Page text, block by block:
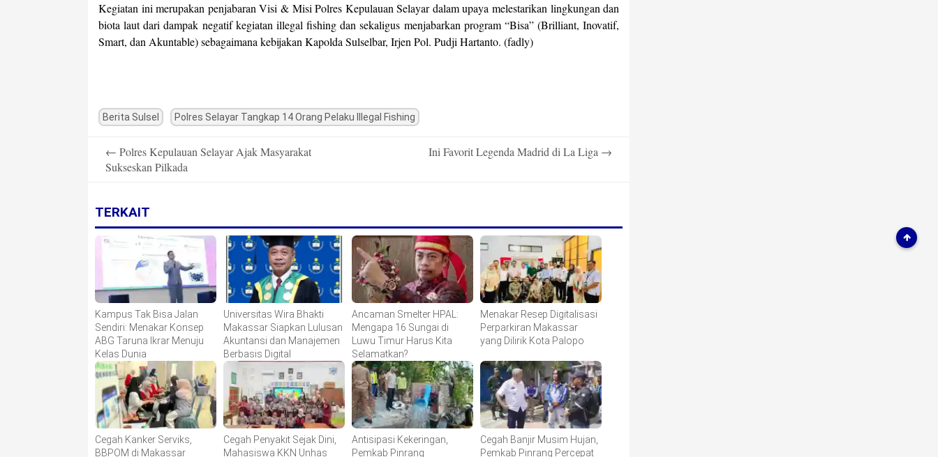
Kegiatan ini merupakan penjabaran Visi & Misi Polres Kepulauan Selayar dalam upaya melestarikan lingkungan dan
biota laut dari dampak negatif kegiatan illegal fishing dan sekaligus menjabarkan program “Bisa” (Brilliant, Inovatif,
Smart, dan Akuntable) sebagaimana kebijakan Kapolda Sulselbar, Irjen Pol. Pudji Hartanto. (fadly)
Berita Sulsel Polres Selayar Tangkap 14 Orang Pelaku Illegal Fishing
navigation
← Polres Kepulauan Selayar Ajak Masyarakat
Sukseskan Pilkada
Ini Favorit Legenda Madrid di La Liga →
TERKAIT
Kampus Tak Bisa Jalan
Sendiri: Menakar Konsep
ABG Taruna Ikrar Menuju
Kelas Dunia
Universitas Wira Bhakti
Makassar Siapkan Lulusan
Akuntansi dan Manajemen
Berbasis Digital
Ancaman Smelter HPAL:
Mengapa 16 Sungai di
Luwu Timur Harus Kita
Selamatkan?
Menakar Resep Digitalisasi
Perparkiran Makassar
yang Dilirik Kota Palopo
Cegah Kanker Serviks,
BBPOM di Makassar
Cegah Penyakit Sejak Dini,
Mahasiswa KKN Unhas
Antisipasi Kekeringan,
Pemkab Pinrang
Cegah Banjir Musim Hujan,
Pemkab Pinrang Percepat